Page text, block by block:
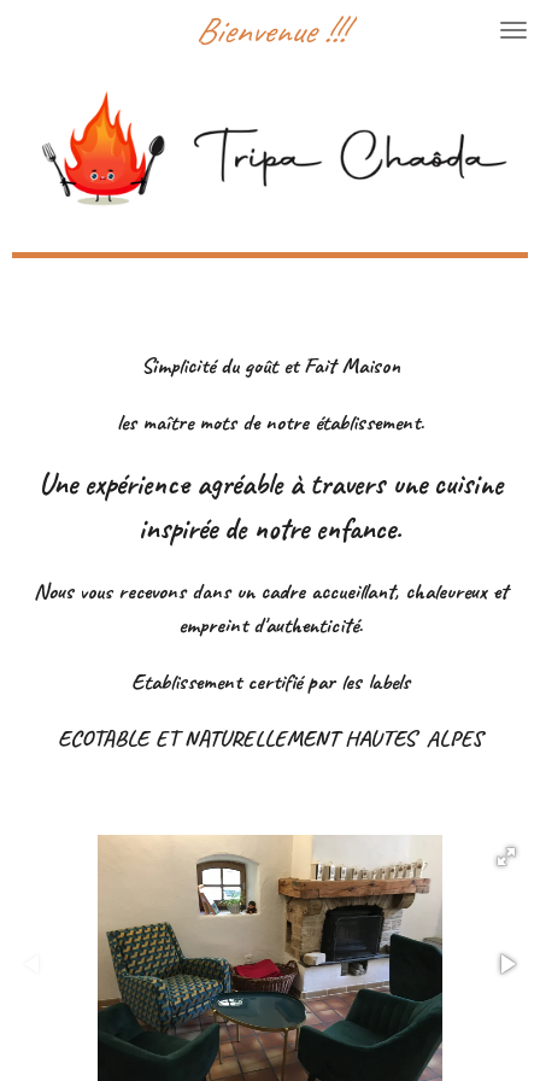
principal
Bienvenue !!!
Simplicité du goût et Fait Maison
les maître mots de notre établissement.
Une expérience agréable à travers une cuisine
inspirée de notre enfance.
Nous vous recevons dans un cadre accueillant, chaleureux et
empreint d'authenticité.
Etablissement certifié par les labels
ECOTABLE ET NATURELLEMENT HAUTES ALPES